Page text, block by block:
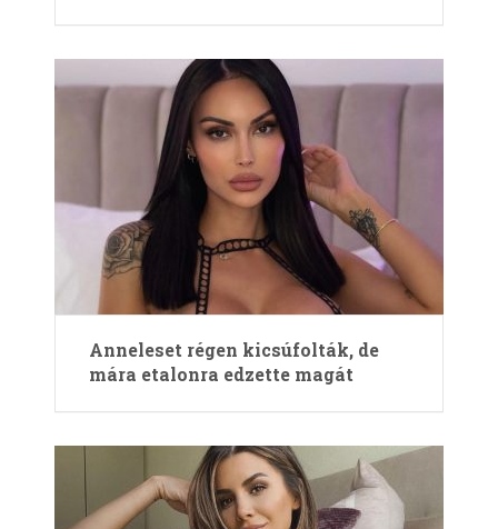
Anneleset régen kicsúfolták, de
mára etalonra edzette magát